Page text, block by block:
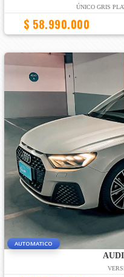
ÚNICO GRIS
$ 58.990.000
AUTOMATICO